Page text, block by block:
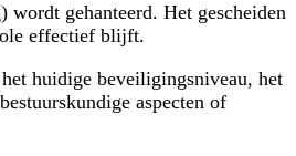
wordt gehanteerd. Het gescheiden
effectief blijft.
huidige beveiligingsniveau, het
aspecten of